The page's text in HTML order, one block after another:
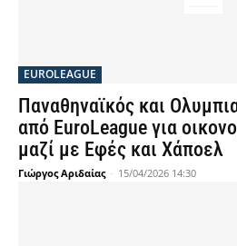
EUROLEAGUE
Παναθηναϊκός και
από EuroLeague για
μαζί με Εφές και Χάποελ
Γιώργος Αριδαίας - 15/04/2026 14:30